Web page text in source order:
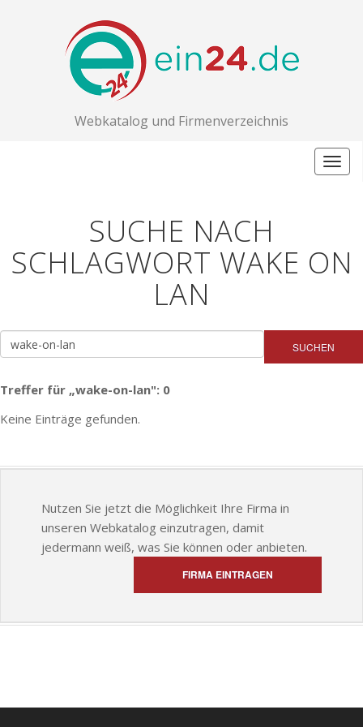
Webkatalog und Firmenverzeichnis
SUCHE NACH
SCHLAGWORT WAKE ON
LAN
SUCHEN
Treffer für „wake-on-lan": 0
Keine Einträge gefunden.
Nutzen Sie jetzt die Möglichkeit Ihre Firma in
unseren Webkatalog einzutragen, damit
jedermann weiß, was Sie können oder anbieten.
FIRMA EINTRAGEN